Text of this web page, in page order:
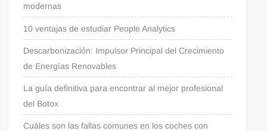
modernas
10 ventajas de estudiar People Analytics
Descarbonización: Impulsor Principal del Crecimiento
de Energías Renovables
La guía definitiva para encontrar al mejor profesional
del Botox
Cuáles son las fallas comunes en los coches con